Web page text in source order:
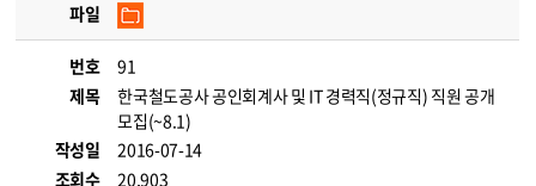
파일
번호
91
제목
한국철도공사 공인회계사 및 IT 경력직(정규직) 직원 공개
모집(~8.1)
작성일
2016-07-14
조회수
20,903